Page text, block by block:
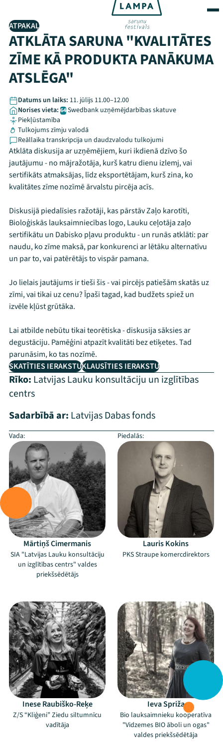
Mana programma
ATPAKAĻ
ATKLĀTA SARUNA "KVALITĀTES
ZĪME KĀ PRODUKTA PANĀKUMA
ATSLĒGA"
Datums un laiks: 11. jūlijs 11.00–12.00
Norises vieta: 64Swedbank uzņēmējdarbības skatuve
Piekļūstamība
Tulkojums zīmju valodā
Reāllaika transkripcija un daudzvalodu tulkojumi
Atklāta diskusija ar uzņēmējiem, kuri ikdienā dzīvo šo
jautājumu - no mājražotāja, kurš katru dienu izlemj, vai
sertifikāts atmaksājas, līdz eksportētājam, kurš zina, ko
kvalitātes zīme nozīmē ārvalstu pircēja acīs.
Diskusijā piedalīsies ražotāji, kas pārstāv Zaļo karotīti,
Bioloģiskās lauksaimniecības logo, Lauku ceļotāja zaļo
sertifikātu un Dabisko pļavu produktu - un runās atklāti: par
naudu, ko zīme maksā, par konkurenci ar lētāku alternatīvu
un par to, vai patērētājs to vispār pamana.
Jo lielais jautājums ir tieši šis - vai pircējs patiešām skatās uz
zīmi, vai tikai uz cenu? Īpaši tagad, kad budžets spiež un
izvēle kļūst grūtāka.
Lai atbilde nebūtu tikai teorētiska - diskusija sāksies ar
degustāciju. Pamēģini atpazīt kvalitāti bez etiķetes. Tad
parunāsim, ko tas nozīmē.
SKATĪTIES IERAKSTUKLAUSĪTIES IERAKSTU
Rīko: Latvijas Lauku konsultāciju un izglītības
centrs
Sadarbībā ar: Latvijas Dabas fonds
Vada:
Mārtiņš Cimermanis
SIA "Latvijas Lauku konsultāciju
un izglītības centrs" valdes
priekšsēdētājs
Piedalās:
Lauris Kokins
PKS Straupe komercdirektors
Inese Raubiško-Reķe
Z/S “Kliģeni” Ziedu siltumnīcu
vadītāja
Ieva Spriža
Bio lauksaimnieku kooperatīva
"Vidzemes BIO āboli un ogas"
valdes priekšsēdētāja